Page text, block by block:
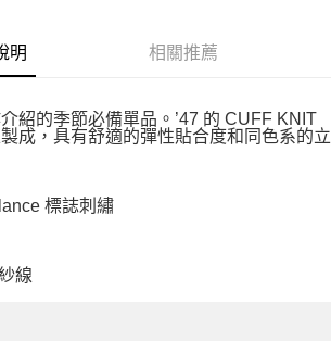
明 相關推薦
紹的季節必備單品。’47 的 CUFF KNIT
成，具有舒適的彈性貼合度和同色系的立
標誌刺繡
線